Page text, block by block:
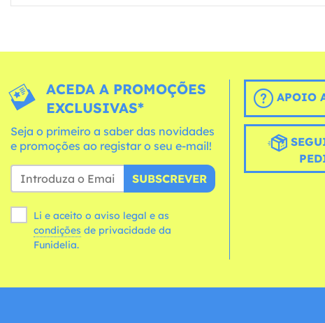
ACEDA A PROMOÇÕES
EXCLUSIVAS*
Seja o primeiro a saber das novidades
e promoções ao registar o seu e-mail!
SUBSCREVER
Li e aceito o aviso legal e as
condições
Funidelia.
APOIO